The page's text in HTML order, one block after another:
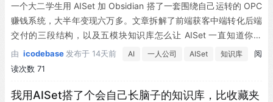
一个大二学生用 AISet 加 Obsidian 搭了一套围绕自己运转的 OPC
赚钱系统，大半年变现六万多。文章拆解了前端获客中端转化后端
交付的三段结构，以及五模块知识库怎么让 AISet 一直知道你是
谁。
由 icodebase 发布于 14天前 AI 一人公司 AISet 知识库
阅
读次数 71
我用AISet搭了个会自己长脑子的知识库，比收藏夹